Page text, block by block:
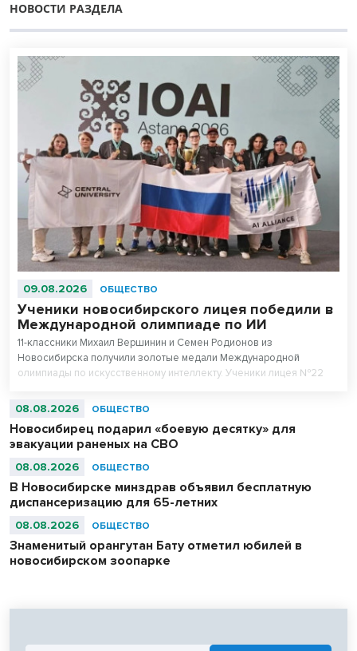
НОВОСТИ РАЗДЕЛА
09.08.2026 ОБЩЕСТВО
Ученики новосибирского лицея победили в
Международной олимпиаде по ИИ
11-классники Михаил Вершинин и Семен Родионов из
Новосибирска получили золотые медали Международной
олимпиады по искусственному интеллекту. Ученики лицея №22
абсолютными чемпионами соревнований.
08.08.2026 ОБЩЕСТВО
Новосибирец подарил «боевую десятку» для
эвакуации раненых на СВО
08.08.2026 ОБЩЕСТВО
В Новосибирске минздрав объявил бесплатную
диспансеризацию для 65-летних
08.08.2026 ОБЩЕСТВО
Знаменитый орангутан Бату отметил юбилей в
новосибирском зоопарке